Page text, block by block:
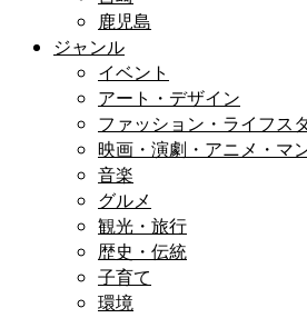
鹿児島
ジャンル
イベント
アート・デザイン
ファッション・ライフス
映画・演劇・アニメ・マ
音楽
グルメ
観光・旅行
歴史・伝統
子育て
環境